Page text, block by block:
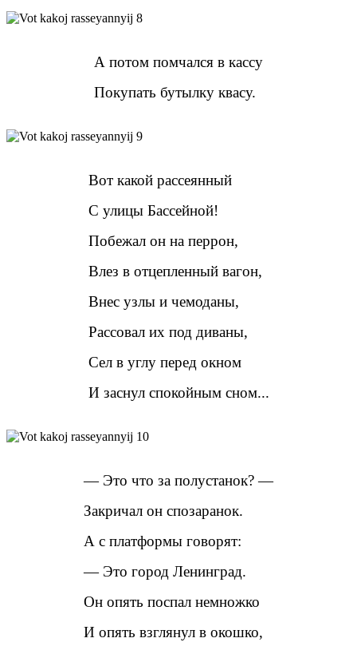
А потом помчался в кассу
Покупать бутылку квасу.
Вот какой рассеянный
С улицы Бассейной!
Побежал он на перрон,
Влез в отцепленный вагон,
Внес узлы и чемоданы,
Рассовал их под диваны,
Сел в углу перед окном
И заснул спокойным сном...
— Это что за полустанок? —
Закричал он спозаранок.
А с платформы говорят:
— Это город Ленинград.
Он опять поспал немножко
И опять взглянул в окошко,